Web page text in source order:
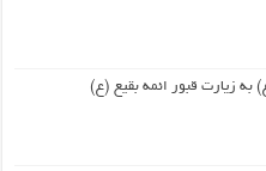
زیارت قبور ائمه بقیع (ع)